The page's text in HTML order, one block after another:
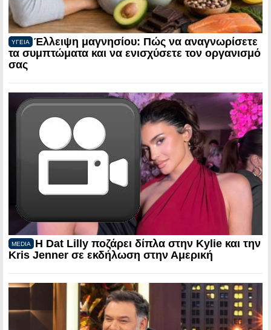
ΥΓΕΙΑ
Έλλειψη μαγνησίου: Πώς να αναγνωρίσετε
τα συμπτώματα και να ενισχύσετε τον οργανισμό
σας
MEDIA
Η Dat Lilly ποζάρει δίπλα στην Kylie και την
Kris Jenner σε εκδήλωση στην Αμερική